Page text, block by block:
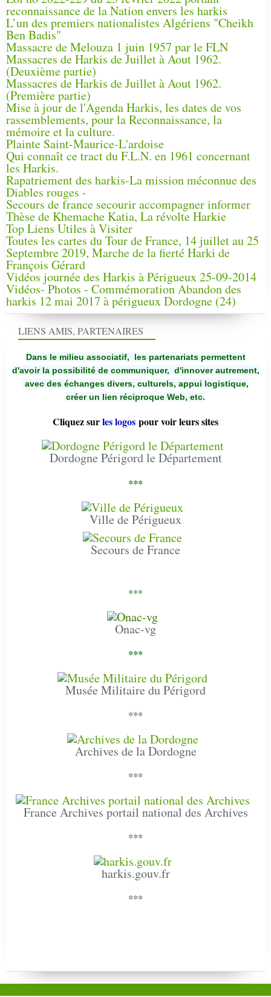
reconnaissance de la Nation envers les harkis
L’un des premiers nationalistes Algériens "Cheikh
Ben Badis"
Massacre de Melouza 1 juin 1957 par le FLN
Massacres de Harkis de Juillet à Aout 1962.
(Deuxième partie)
Massacres de Harkis de Juillet à Aout 1962.
(Première partie)
Mise à jour de l'Agenda Harkis, les dates de vos
rassemblements, pour la Reconnaissance, la
mémoire et la culture.
Plainte Saint-Maurice-L'ardoise
Qui connaît ce tract du F.L.N. en 1961 concernant
les Harkis.
Rapatriement des harkis-La mission méconnue des
Diables rouges -
Secours de france secourir accompagner informer
Thèse de Khemache Katia, La révolte Harkie
Top Liens Utiles à Visiter
Toutes les cartes du Tour de France, 14 juillet au 25
Septembre 2019, Marche de la fierté Harki de
François Gérard
Vidéos journée des Harkis à Périgueux 25-09-2014
Vidéos- Photos - Commémoration Abandon des
harkis 12 mai 2017 à périgueux Dordogne (24)
LIENS AMIS, PARTENAIRES
Dans le milieu associatif, les partenariats permettent
d'avoir la possibilité de communiquer, d'innover autrement,
avec des échanges divers, culturels, appui logistique,
créer un lien réciproque Web, etc.
Cliquez surles logos pour voir leurs sites
Dordogne Périgord le Département
***
Ville de Périgueux
Secours de France
***
Onac-vg
***
Musée Militaire du Périgord
***
Archives de la Dordogne
***
France Archives portail national des Archives
***
harkis.gouv.fr
***